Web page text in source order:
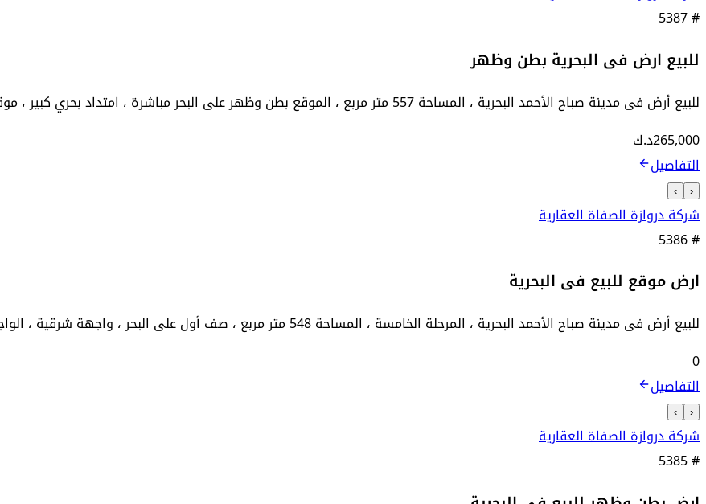
5387#
للبيع ارض فى البحرية بطن وظهر
للبيع أرض فى مدينة صباح الأحمد البحرية ، المساحة 557 متر مربع ، الموقع بطن وظهر على البحر مباشرة ، امتداد بحري كبير ، موقع مميز ، ...
265,000د.ك
التفاصيل
‹
›
شركة دروازة الصفاة العقارية
5386#
ارض موقع للبيع فى البحرية
للبيع أرض فى مدينة صباح الأحمد البحرية ، المرحلة الخامسة ، المساحة 548 متر مربع ، صف أول على البحر ، واجهة شرقية ، الواجهة 15 متر ...
0
التفاصيل
‹
›
شركة دروازة الصفاة العقارية
5385#